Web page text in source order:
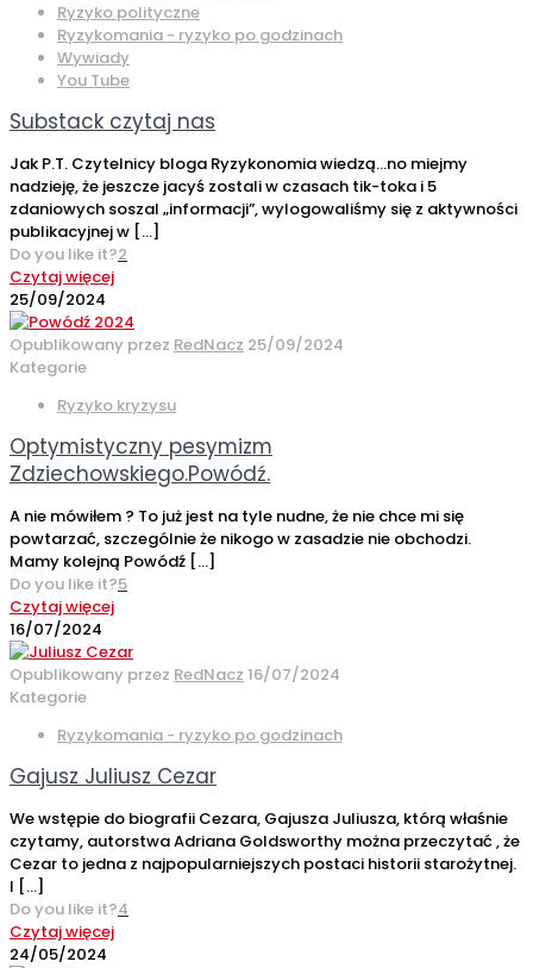
Ryzyko polityczne
Ryzykomania - ryzyko po godzinach
Wywiady
You Tube
Substack czytaj nas
Jak P.T. Czytelnicy bloga Ryzykonomia wiedzą…no miejmy
nadzieję, że jeszcze jacyś zostali w czasach tik-toka i 5
zdaniowych soszal „informacji”, wylogowaliśmy się z aktywności
publikacyjnej w […]
Do you like it?2
Czytaj więcej
25/09/2024
Opublikowany przez RedNacz 25/09/2024
Kategorie
Ryzyko kryzysu
Optymistyczny pesymizm
Zdziechowskiego.Powódź.
A nie mówiłem ? To już jest na tyle nudne, że nie chce mi się
powtarzać, szczególnie że nikogo w zasadzie nie obchodzi.
Mamy kolejną Powódź […]
Do you like it?5
Czytaj więcej
16/07/2024
Opublikowany przez RedNacz 16/07/2024
Kategorie
Ryzykomania - ryzyko po godzinach
Gajusz Juliusz Cezar
We wstępie do biografii Cezara, Gajusza Juliusza, którą właśnie
czytamy, autorstwa Adriana Goldsworthy można przeczytać , że
Cezar to jedna z najpopularniejszych postaci historii starożytnej.
I […]
Do you like it?4
Czytaj więcej
24/05/2024